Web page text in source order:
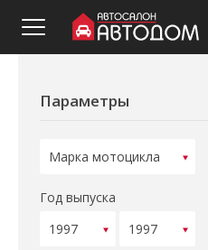
Параметры
Год выпуска